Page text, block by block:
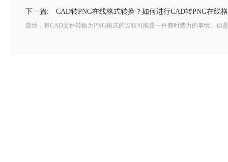
下一篇: CAD转PNG在线格式转换？如何进行CAD转PNG在线
曾经，将CAD文件转换为PNG格式的过程可能是一件费时费力的事情。